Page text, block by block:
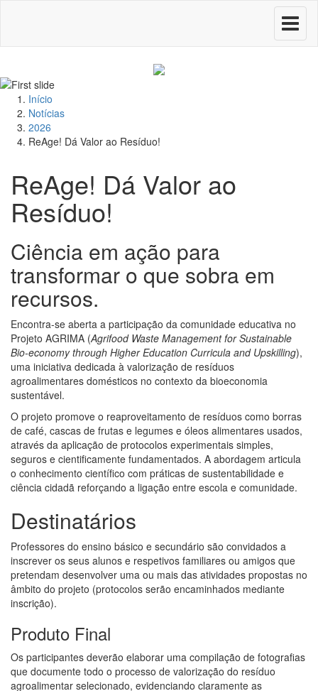
Toggle
Início
Notícias
2026
ReAge! Dá Valor ao Resíduo!
ReAge! Dá Valor ao
Resíduo!
Ciência em ação para
transformar o que sobra em
recursos.
Encontra-se aberta a participação da comunidade educativa no
Projeto AGRIMA (Agrifood Waste Management for Sustainable
Bio-economy through Higher Education Curricula and Upskilling),
uma iniciativa dedicada à valorização de resíduos
agroalimentares domésticos no contexto da bioeconomia
sustentável.
O projeto promove o reaproveitamento de resíduos como borras
de café, cascas de frutas e legumes e óleos alimentares usados,
através da aplicação de protocolos experimentais simples,
seguros e cientificamente fundamentados. A abordagem articula
o conhecimento científico com práticas de sustentabilidade e
ciência cidadã reforçando a ligação entre escola e comunidade.
Destinatários
Professores do ensino básico e secundário são convidados a
inscrever os seus alunos e respetivos familiares ou amigos que
pretendam desenvolver uma ou mais das atividades propostas no
âmbito do projeto (protocolos serão encaminhados mediante
inscrição).
Produto Final
Os participantes deverão elaborar uma compilação de fotografias
que documente todo o processo de valorização do resíduo
agroalimentar selecionado, evidenciando claramente as